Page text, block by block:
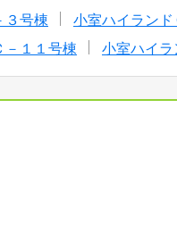
３号棟
小室ハイランド
－１１号棟 小室ハイラ